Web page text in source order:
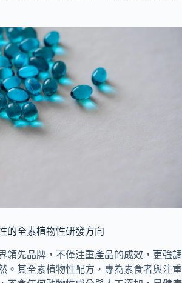
的全素植物性研發方向
領先品牌，不僅注重產品的成效，更強調
。其全素植物性配方，專為素食者與注重